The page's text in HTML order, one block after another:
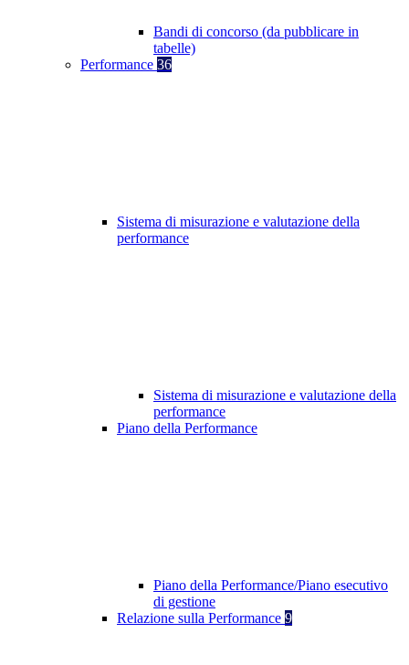
Bandi di concorso (da pubblicare in
tabelle)
Performance 36
Sistema di misurazione e valutazione della
performance
Sistema di misurazione e valutazione della
performance
Piano della Performance
Piano della Performance/Piano esecutivo
di gestione
Relazione sulla Performance 9